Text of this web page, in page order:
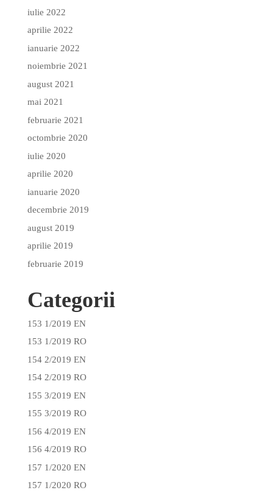
iulie 2022
aprilie 2022
ianuarie 2022
noiembrie 2021
august 2021
mai 2021
februarie 2021
octombrie 2020
iulie 2020
aprilie 2020
ianuarie 2020
decembrie 2019
august 2019
aprilie 2019
februarie 2019
Categorii
153 1/2019 EN
153 1/2019 RO
154 2/2019 EN
154 2/2019 RO
155 3/2019 EN
155 3/2019 RO
156 4/2019 EN
156 4/2019 RO
157 1/2020 EN
157 1/2020 RO